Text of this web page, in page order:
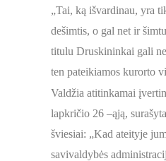
„Tai, ką išvardinau, yra
dešimtis, o gal net ir
titulu Druskininkai gali
ten pateikiamos kurorto
Valdžia atitinkamai
lapkričio 26 –ąją,
šviesiai: „Kad ateityje
savivaldybės